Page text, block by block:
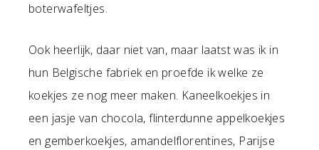
boterwafeltjes.
Ook heerlijk, daar niet van, maar laatst was ik in
hun Belgische fabriek en proefde ik welke ze
koekjes ze nog meer maken. Kaneelkoekjes in
een jasje van chocola, flinterdunne appelkoekjes
en gemberkoekjes, amandelflorentines, Parijse